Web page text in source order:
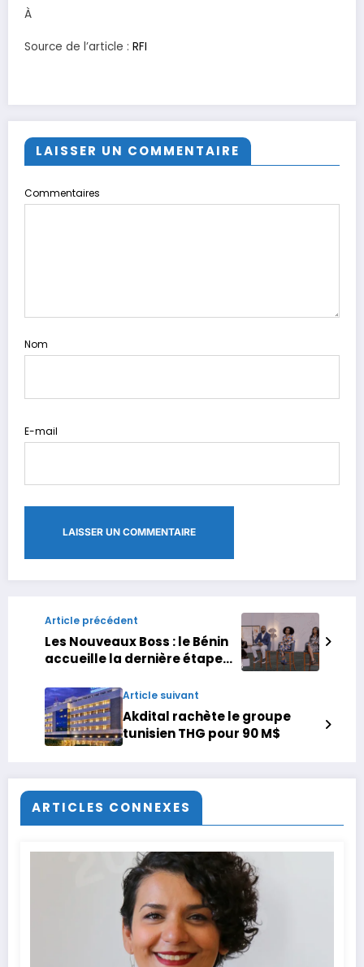
À
Source de l’article : RFI
LAISSER UN COMMENTAIRE
Commentaires
Nom
E-mail
Article précédent
Les Nouveaux Boss : le Bénin
accueille la dernière étape
Article suivant
Akdital rachète le groupe
tunisien THG pour 90 M$
ARTICLES CONNEXES